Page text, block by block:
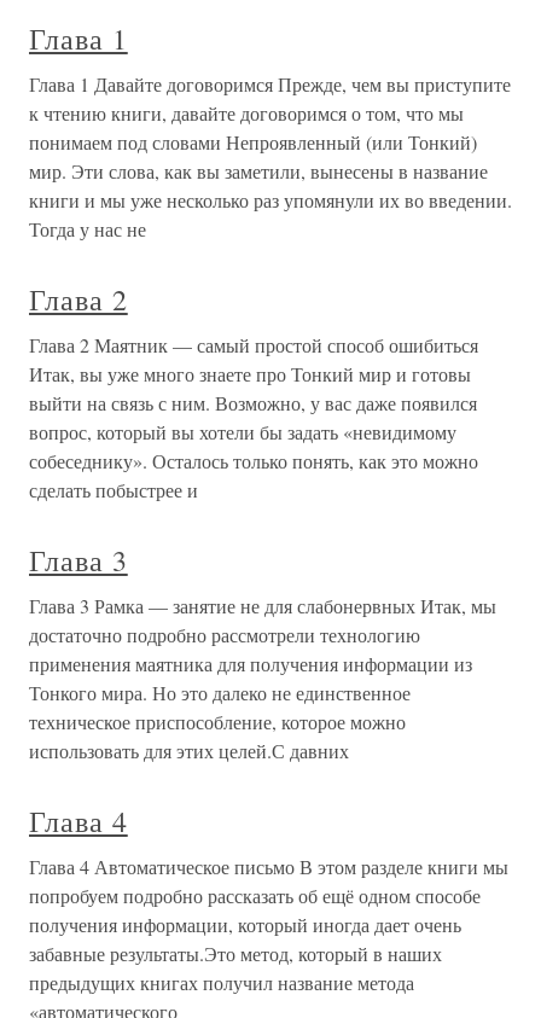
Глава 1
Глава 1 Давайте договоримся Прежде, чем вы приступите
к чтению книги, давайте договоримся о том, что мы
понимаем под словами Непроявленный (или Тонкий)
мир. Эти слова, как вы заметили, вынесены в название
книги и мы уже несколько раз упомянули их во введении.
Тогда у нас не
Глава 2
Глава 2 Маятник — самый простой способ ошибиться
Итак, вы уже много знаете про Тонкий мир и готовы
выйти на связь с ним. Возможно, у вас даже появился
вопрос, который вы хотели бы задать «невидимому
собеседнику». Осталось только понять, как это можно
сделать побыстрее и
Глава 3
Глава 3 Рамка — занятие не для слабонервных Итак, мы
достаточно подробно рассмотрели технологию
применения маятника для получения информации из
Тонкого мира. Но это далеко не единственное
техническое приспособление, которое можно
использовать для этих целей.С давних
Глава 4
Глава 4 Автоматическое письмо В этом разделе книги мы
попробуем подробно рассказать об ещё одном способе
получения информации, который иногда дает очень
забавные результаты.Это метод, который в наших
предыдущих книгах получил название метода
«автоматического